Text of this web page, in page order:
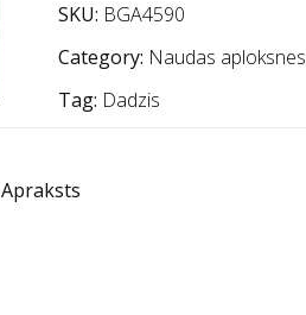
SKU: BGA4590
Category: Naudas aploksnes
Tag: Dadzis
Apraksts